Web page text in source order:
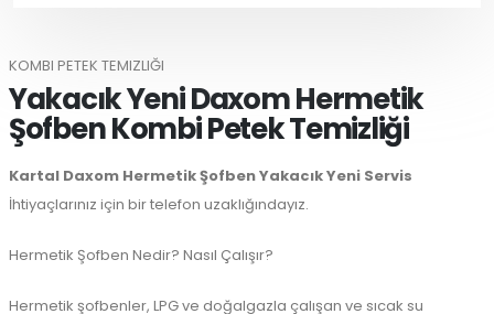
KOMBI PETEK TEMIZLIĞI
Yakacık Yeni Daxom Hermetik
Şofben Kombi Petek Temizliği
Kartal Daxom Hermetik ŞofbenYakacık Yeni Servis
İhtiyaçlarınız için bir telefon uzaklığındayız.
Hermetik Şofben Nedir? Nasıl Çalışır?
Hermetik şofbenler, LPG ve doğalgazla çalışan ve sıcak su